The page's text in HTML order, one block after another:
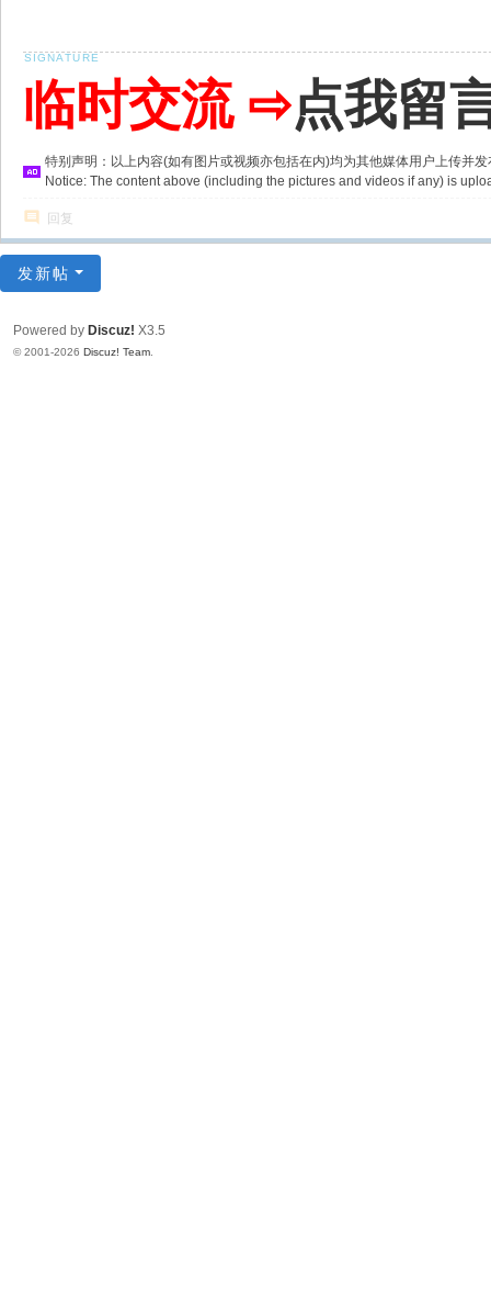
临时交流 ⇨点我留
特别声明：以上内容(如有图片或视频亦包括在内)均为其他媒体用户上传并
Notice: The content above (including the pictures and videos if any) is
回复
发新帖
Powered by Discuz! X3.5
© 2001-2026 Discuz! Team